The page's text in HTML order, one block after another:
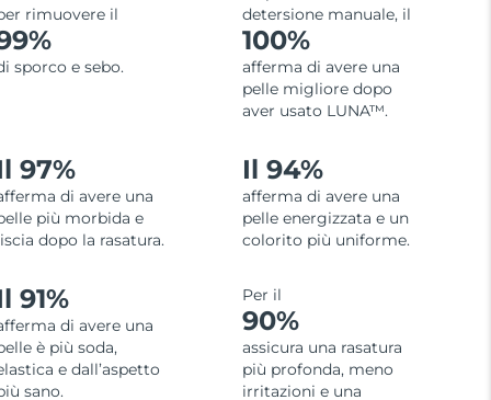
rimuovere il
sporco e sebo.
detersione manuale, il
100%
afferma di avere una
pelle migliore dopo
aver usato LUNA™.
97%
di avere una
più morbida e
dopo la rasatura.
Il 94%
afferma di avere una
pelle energizzata e un
colorito più uniforme.
91%
di avere una
è più soda,
e dall’aspetto
sano.
Per il
90%
assicura una rasatura
più profonda, meno
irritazioni e una